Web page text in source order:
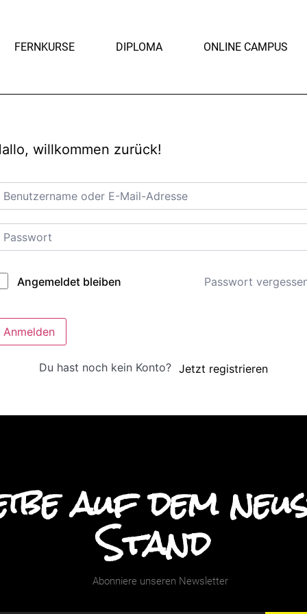
FERNKURSE DIPLOMA ONLINE CAMPUS
willkommen zurück!
Angemeldet bleiben Passwort
Anmelden
Du hast noch kein Konto? Jetzt registrieren
auf dem
Stand
Abonniere unseren Newsletter